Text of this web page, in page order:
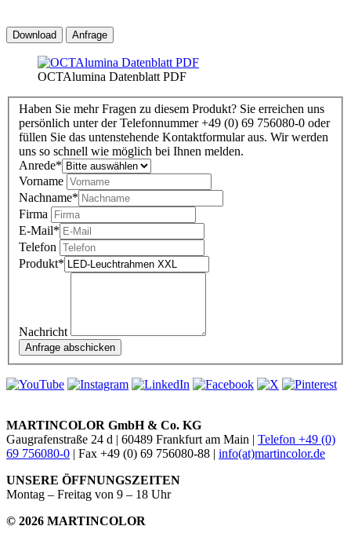
Download Anfrage
OCTAlumina Datenblatt PDF
Haben Sie mehr Fragen zu diesem Produkt? Sie erreichen uns
persönlich unter der Telefonnummer +49 (0) 69 756080-0 oder
füllen Sie das untenstehende Kontaktformular aus. Wir werden
uns so schnell wie möglich bei Ihnen melden.
Anrede*
Vorname
Nachname*
Firma
E-Mail*
Telefon
Produkt*
Nachricht
MARTINCOLOR GmbH & Co. KG
Gaugrafenstraße 24 d | 60489 Frankfurt am Main | Telefon +49 (0)
69 756080-0 | Fax +49 (0) 69 756080-88 | info(at)martincolor.de
UNSERE ÖFFNUNGSZEITEN
Montag – Freitag von 9 – 18 Uhr
© 2026 MARTINCOLOR